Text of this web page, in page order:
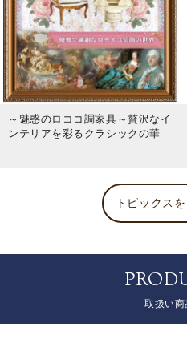
～魅惑のロココ調家具～贅沢なイ
ンテリアを彩るクラシックの華
トピックス
取扱い